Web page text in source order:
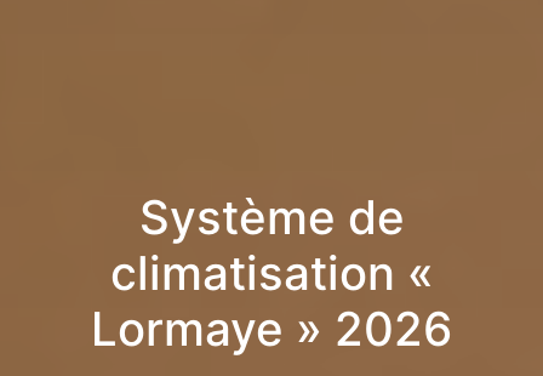
Système de
climatisation «
Lormaye » 2026